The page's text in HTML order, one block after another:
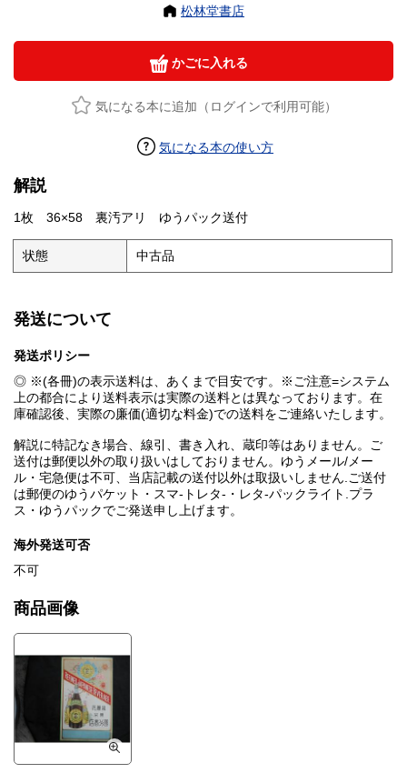
松林堂書店
かごに入れる
気になる本に追加（ログインで利用可能）
気になる本の使い方
解説
1枚 36×58 裏汚アリ ゆうパック送付
状態 中古品
発送について
発送ポリシー
◎ ※(各冊)の表示送料は、あくまで目安です。※ご注意=システム
上の都合により送料表示は実際の送料とは異なっております。在
庫確認後、実際の廉価(適切な料金)での送料をご連絡いたします。
解説に特記なき場合、線引、書き入れ、蔵印等はありません。ご
送付は郵便以外の取り扱いはしておりません。ゆうメール/メー
ル・宅急便は不可、当店記載の送付以外は取扱いしません.ご送付
は郵便のゆうパケット・スマ-トレタ-・レタ-パックライト.プラ
ス・ゆうパックでご発送申し上げます。
海外発送可否
不可
商品画像